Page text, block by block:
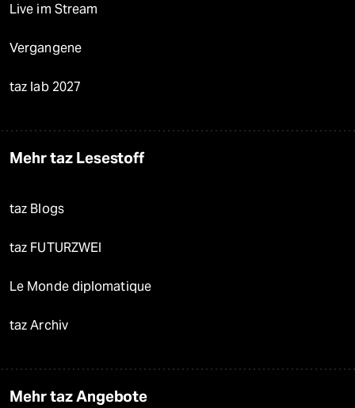
Live im Stream
Vergangene
taz lab 2027
Mehr taz Lesestoff
taz Blogs
taz FUTURZWEI
Le Monde diplomatique
taz Archiv
Mehr taz Angebote